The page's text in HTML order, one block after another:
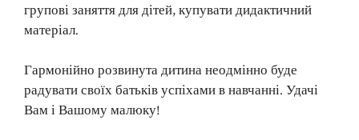
групові заняття для дітей, купувати дидактичний
матеріал.
Гармонійно розвинута дитина неодмінно буде
радувати своїх батьків успіхами в навчанні. Удачі
Вам і Вашому малюку!